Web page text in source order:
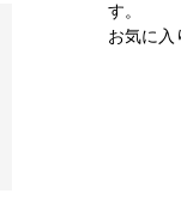
す。
お気に入